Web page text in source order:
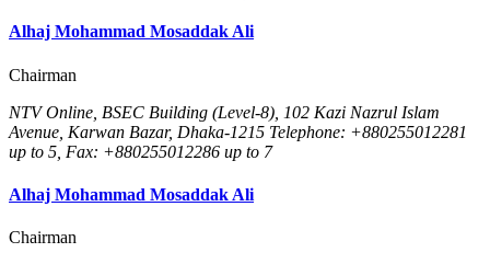
Alhaj Mohammad Mosaddak Ali
Chairman
NTV Online, BSEC Building (Level-8), 102 Kazi Nazrul Islam
Avenue, Karwan Bazar, Dhaka-1215 Telephone: +880255012281
up to 5, Fax: +880255012286 up to 7
Alhaj Mohammad Mosaddak Ali
Chairman